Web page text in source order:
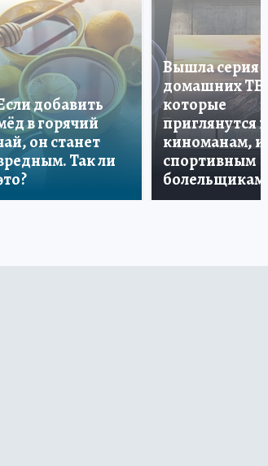
добавить
в горячий
он станет
Так ли
Вышла серия
домашних ТВ,
которые
приглянутся и
киноманам, и
спортивным
болельщикам